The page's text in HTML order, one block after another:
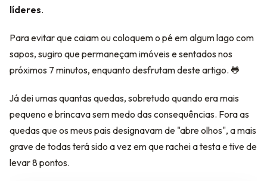
líderes.
Para evitar que caiam ou coloquem o pé em algum lago com
sapos, sugiro que permaneçam imóveis e sentados nos
próximos 7 minutos, enquanto desfrutam deste artigo. 🐸
Já dei umas quantas quedas, sobretudo quando era mais
pequeno e brincava sem medo das consequências. Fora as
quedas que os meus pais designavam de "abre olhos", a mais
grave de todas terá sido a vez em que rachei a testa e tive de
levar 8 pontos.